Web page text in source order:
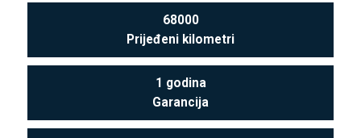
68000
Prijeđeni kilometri
1 godina
Garancija